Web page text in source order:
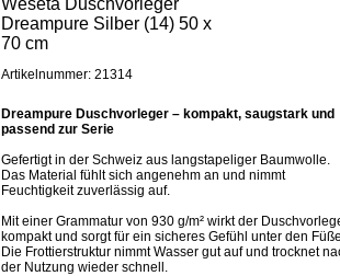
Weseta Duschvorleger
Dreampure Silber (14) 50 x
70 cm
Artikelnummer: 21314
Dreampure Duschvorleger – kompakt, saugstark und
passend zur Serie
Gefertigt in der Schweiz aus langstapeliger Baumwolle.
Das Material fühlt sich angenehm an und nimmt
Feuchtigkeit zuverlässig auf.
Mit einer Grammatur von 930 g/m² wirkt der
kompakt und sorgt für ein sicheres Gefühl unter den
Die Frottierstruktur nimmt Wasser gut auf und trocknet
der Nutzung wieder schnell.